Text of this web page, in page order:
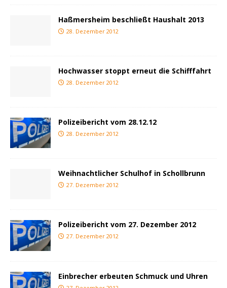
Haßmersheim beschließt Haushalt 2013
28. Dezember 2012
Hochwasser stoppt erneut die Schifffahrt
28. Dezember 2012
Polizeibericht vom 28.12.12
28. Dezember 2012
Weihnachtlicher Schulhof in Schollbrunn
27. Dezember 2012
Polizeibericht vom 27. Dezember 2012
27. Dezember 2012
Einbrecher erbeuten Schmuck und Uhren